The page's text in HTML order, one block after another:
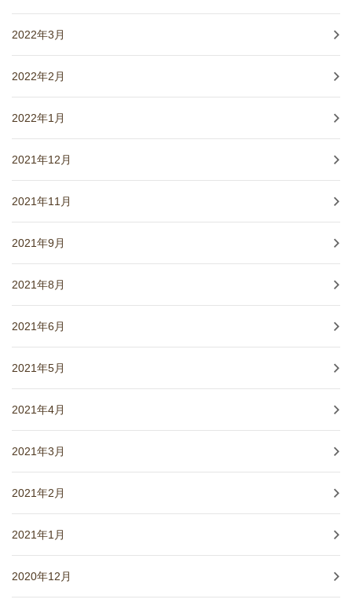
2022年3月
2022年2月
2022年1月
2021年12月
2021年11月
2021年9月
2021年8月
2021年6月
2021年5月
2021年4月
2021年3月
2021年2月
2021年1月
2020年12月